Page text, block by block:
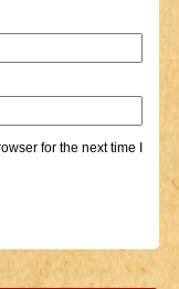
for the next time I